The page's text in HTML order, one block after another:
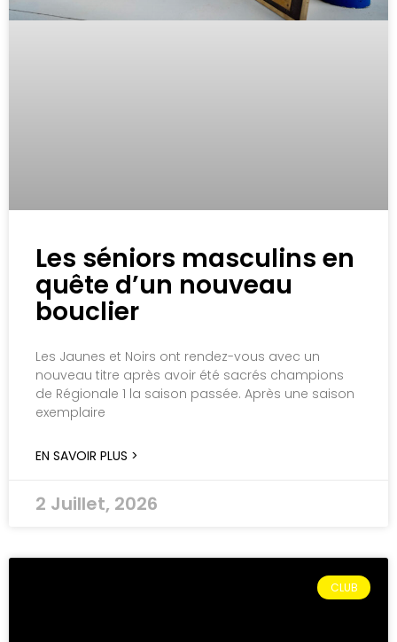
Les séniors masculins en
quête d’un nouveau
bouclier
Les Jaunes et Noirs ont rendez-vous avec un
nouveau titre après avoir été sacrés champions
de Régionale 1 la saison passée. Après une saison
exemplaire
EN SAVOIR PLUS >
2 Juillet, 2026
CLUB